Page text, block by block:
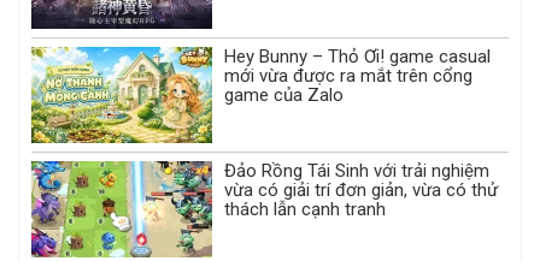
Hey Bunny – Thỏ Ơi! game casual
mới vừa được ra mắt trên cổng
game của Zalo
Đảo Rồng Tái Sinh với trải nghiệm
vừa có giải trí đơn giản, vừa có thử
thách lẫn cạnh tranh